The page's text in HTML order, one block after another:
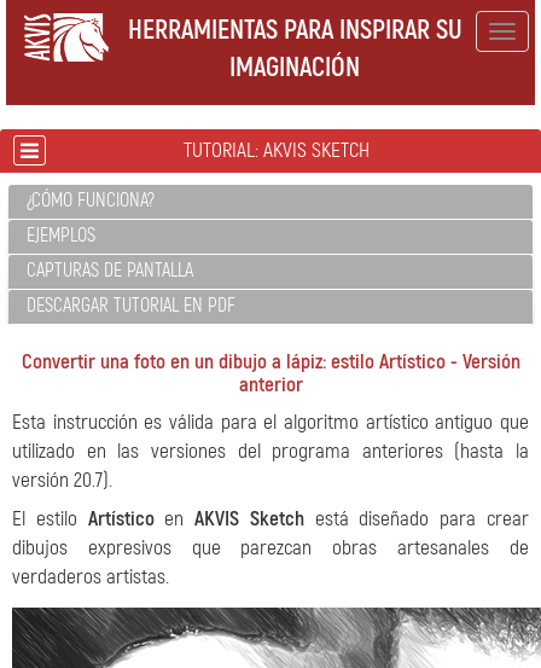
HERRAMIENTAS PARA INSPIRAR SU
IMAGINACIÓN
TUTORIAL: AKVIS SKETCH
¿CÓMO FUNCIONA?
EJEMPLOS
CAPTURAS DE PANTALLA
DESCARGAR TUTORIAL EN PDF
Convertir una foto en un dibujo a lápiz: estilo Artístico - Versión
anterior
Esta instrucción es válida para el algoritmo artístico antiguo que
utilizado en las versiones del programa anteriores (hasta la
versión 20.7).
El estilo ArtísticoenAKVIS Sketchestá diseñado para crear
dibujos expresivos que parezcan obras artesanales de
verdaderos artistas.